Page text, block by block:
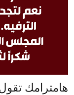
هامترامك